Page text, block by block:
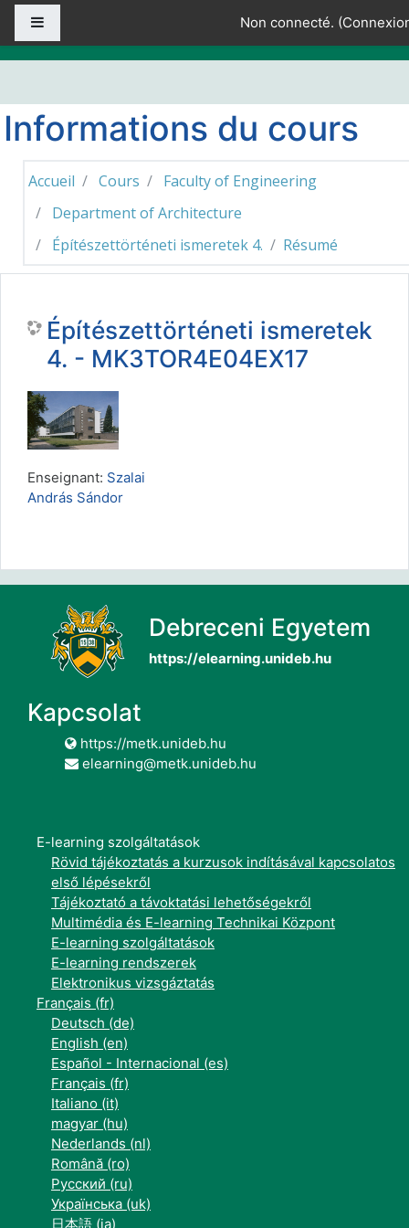
Passer au contenu principal
Non connecté. (
Informations du cours
Accueil Cours
Faculty of Engineering
Department of Architecture
Építészettörténeti ismeretek 4.
Résumé
Építészettörténeti ismeretek
4. - MK3TOR4E04EX17
Enseignant: Szalai
András Sándor
Debreceni Egyetem
https://elearning.unideb.hu
Kapcsolat
https://metk.unideb.hu
elearning@metk.unideb.hu
E-learning szolgáltatások
Rövid tájékoztatás a kurzusok indításával kapcsolatos
első lépésekről
Tájékoztató a távoktatási lehetőségekről
Multimédia és E-learning Technikai Központ
E-learning szolgáltatások
E-learning rendszerek
Elektronikus vizsgáztatás
Français ‎(fr)‎
Deutsch ‎(de)‎
English ‎(en)‎
Español - Internacional ‎(es)‎
Français ‎(fr)‎
Italiano ‎(it)‎
magyar ‎(hu)‎
Nederlands ‎(nl)‎
Română ‎(ro)‎
Русский ‎(ru)‎
Українська ‎(uk)‎
日本語 ‎(ja)‎